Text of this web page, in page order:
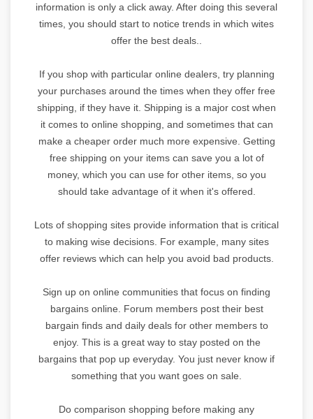
information is only a click away. After doing this several
times, you should start to notice trends in which wites
offer the best deals..
If you shop with particular online dealers, try planning
your purchases around the times when they offer free
shipping, if they have it. Shipping is a major cost when
it comes to online shopping, and sometimes that can
make a cheaper order much more expensive. Getting
free shipping on your items can save you a lot of
money, which you can use for other items, so you
should take advantage of it when it's offered.
Lots of shopping sites provide information that is critical
to making wise decisions. For example, many sites
offer reviews which can help you avoid bad products.
Sign up on online communities that focus on finding
bargains online. Forum members post their best
bargain finds and daily deals for other members to
enjoy. This is a great way to stay posted on the
bargains that pop up everyday. You just never know if
something that you want goes on sale.
Do comparison shopping before making any